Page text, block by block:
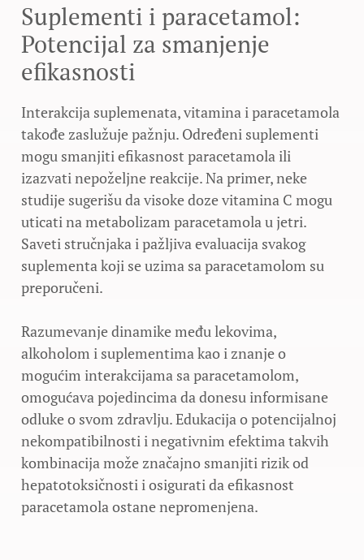
Suplementi i paracetamol:
Potencijal za smanjenje
efikasnosti
Interakcija suplemenata, vitamina i paracetamola
takođe zaslužuje pažnju. Određeni suplementi
mogu smanjiti efikasnost paracetamola ili
izazvati nepoželjne reakcije. Na primer, neke
studije sugerišu da visoke doze vitamina C mogu
uticati na metabolizam paracetamola u jetri.
Saveti stručnjaka i pažljiva evaluacija svakog
suplementa koji se uzima sa paracetamolom su
preporučeni.
Razumevanje dinamike među lekovima,
alkoholom i suplementima kao i znanje o
mogućim interakcijama sa paracetamolom,
omogućava pojedincima da donesu informisane
odluke o svom zdravlju. Edukacija o potencijalnoj
nekompatibilnosti i negativnim efektima takvih
kombinacija može značajno smanjiti rizik od
hepatotoksičnosti i osigurati da efikasnost
paracetamola ostane nepromenjena.